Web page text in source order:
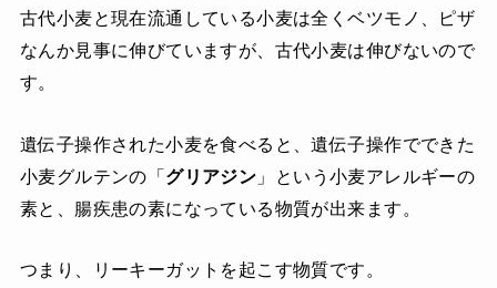
古代小麦と現在流通している小麦は全くベツモノ、ピザ
なんか見事に伸びていますが、古代小麦は伸びないので
す。
遺伝子操作された小麦を食べると、遺伝子操作でできた
小麦グルテンの「グリアジン 」という小麦アレルギーの
素と、腸疾患の素になっている物質が出来ます。
つまり、リーキーガットを起こす物質です。